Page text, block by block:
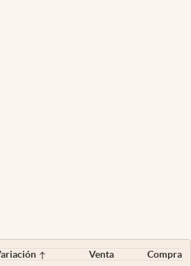
Venta
Compra